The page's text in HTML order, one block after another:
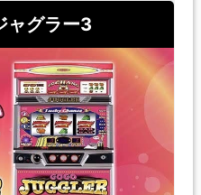
ャグラー3